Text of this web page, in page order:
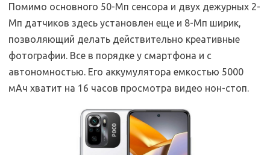
Помимо основного 50-Мп сенсора и двух дежурных 2-
Мп датчиков здесь установлен еще и 8-Мп ширик,
позволяющий делать действительно креативные
фотографии. Все в порядке у смартфона и с
автономностью. Его аккумулятора емкостью 5000
мАч хватит на 16 часов просмотра видео нон-стоп.